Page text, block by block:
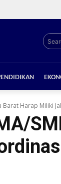
Barat Harap Miliki